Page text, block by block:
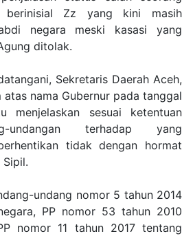
berinisial Zz yang kini masih
negara meski kasasi yang
ditolak.
Sekretaris Daerah Aceh,
atas nama Gubernur pada tanggal
menjelaskan sesuai ketentuan
undangan terhadap yang
tidak dengan hormat
undang nomor 5 tahun 2014
PP nomor 53 tahun 2010
nomor 11 tahun 2017 tentang